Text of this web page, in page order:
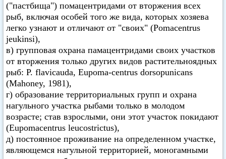
("пастбища") помацентридами от вторжения всех
рыб, включая особей того же вида, которых хозяева
легко узнают и отличают от "своих" (Pomacentrus
jeukinsi),
в) групповая охрана памацентридами своих участков
от вторжения только других видов растительноядных
рыб: Р. flavicauda, Eupoma-centrus dorsopunicans
(Mahoney, 1981),
г) образование территориальных групп и охрана
нагульного участка рыбами только в молодом
возрасте; став взрослыми, они этот участок покидают
(Eupomacentrus leucostrictus),
д) постоянное проживание на определенном участке,
являющемся нагульной территорией, моногамными